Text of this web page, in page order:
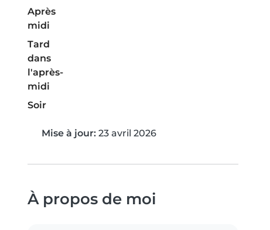
Après
midi
Tard
dans
l'après-
midi
Soir
Mise à jour: 23 avril 2026
À propos de moi